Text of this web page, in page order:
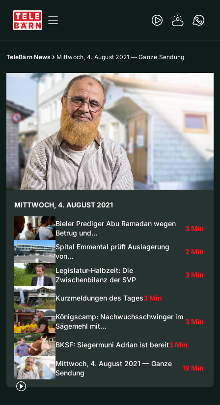
TeleBärn News Mittwoch, 4. August 2021 — Ganze Sendung
MITTWOCH, 4. AUGUST 2021
Bieler Prediger Abu Ramadan wegen
Betrug und…
3 Min
Spital Emmental prüft Auslagerung
von…
2 Min
Legislatur-Halbzeit: Die
Zwischenbilanz der SVP
3 Min
Kurzmeldungen des Tages3 Min
Königscamp: Nachwuchsschwinger im
Sägemehl mit…
3 Min
BKSF: Siegermuni Adrian ist bereit3 Min
Mittwoch, 4. August 2021 — Ganze
Sendung
19 Min